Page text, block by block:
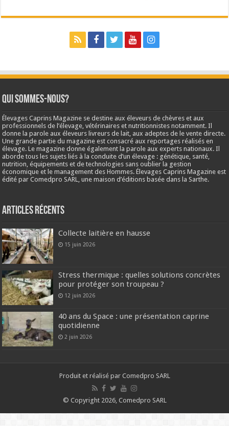
Qui sommes-nous?
Élevages Caprins Magazine se destine aux éleveurs de chèvres et aux
professionnels de l’élevage, vétérinaires et nutritionnistes notamment. Il
donne la parole aux éleveurs livreurs de lait, aux adeptes de le vente directe.
Une grande partie du magazine est consacré aux reportages réalisés en
élevage. Le magazine donne également la parole aux experts nationaux. Il
aborde tous les sujets liés à la conduite d’un élevage : génétique, santé,
nutrition, équipements et de technologies sans oublier la gestion
économique et le management des Hommes. Élevages Caprins Magazine est
édité par Comedpro SARL, une maison d’éditions basée dans la Sarthe.
Articles récents
Collecte laitière en hausse
15 juin 2026
Stress thermique : quelles solutions concrètes
pour protéger son troupeau ?
12 juin 2026
40 ans du Space : une présentation caprine
quotidienne
2 juin 2026
Produit et réalisé par Comedpro SARL
© Copyright 2026, Comedpro SARL